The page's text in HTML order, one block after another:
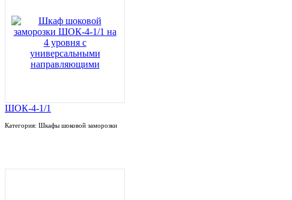
ШОК-4-1/1
Категория: Шкафы шоковой заморозки